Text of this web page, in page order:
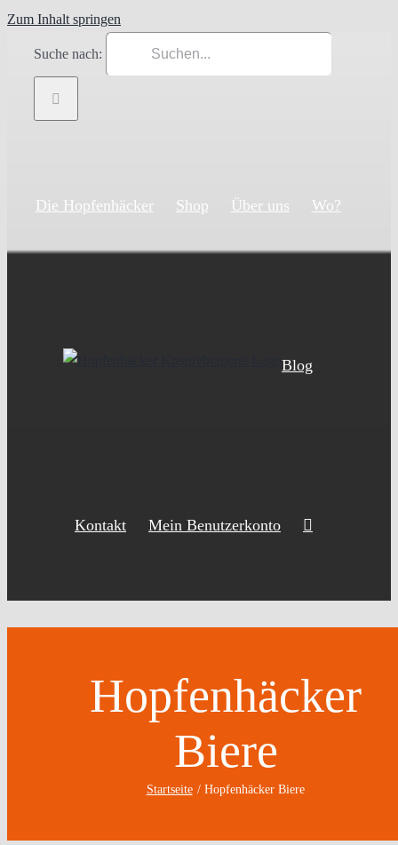
Zum Inhalt springen
Suche nach:
Die Hopfenhäcker Shop Über uns Wo?
Blog
Kontakt Mein Benutzerkonto
Hopfenhäcker
Biere
Startseite Hopfenhäcker Biere